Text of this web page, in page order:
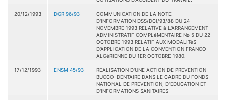
20/12/1993 DGR 96/93
COMMUNICATION DE LA NOTE
D'INFORMATION DSS/DCI/93/88 DU 24
NOVEMBRE 1993 RELATIVE à L'ARRANGEMENT
ADMINISTRATIF COMPLéMENTAIRE Nø 5 DU 22
OCTOBRE 1993 RELATIF AUX MODALITéS
D'APPLICATION DE LA CONVENTION FRANCO-
ALGéRIENNE DU 1ER OCTOBRE 1980.
17/12/1993 ENSM 45/93
REALISATION D'UNE ACTION DE PREVENTION
BUCCO-DENTAIRE DANS LE CADRE DU FONDS
NATIONAL DE PREVENTION, D'EDUCATION ET
D'INFORMATIONS SANITAIRES